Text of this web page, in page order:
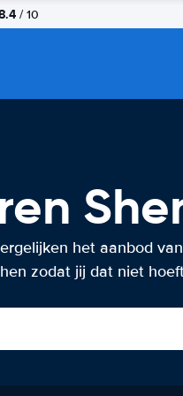
/ 10
het aanbod van
zodat jij dat niet